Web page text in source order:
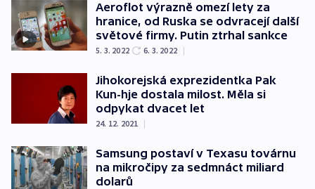
Aeroflot výrazně omezí lety za
hranice, od Ruska se odvracejí další
světové firmy. Putin ztrhal sankce
5. 3. 2022 6. 3. 2022 |
Jihokorejská exprezidentka Pak
Kun-hje dostala milost. Měla si
odpykat dvacet let
24. 12. 2021 |
Samsung postaví v Texasu továrnu
na mikročipy za sedmnáct miliard
dolarů